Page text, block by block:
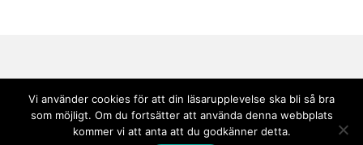
Copyright © 2020 Andebark | Tema avColorlibdrivs med WordPress
Vi använder cookies för att din läsarupplevelse ska bli så bra
som möjligt. Om du fortsätter att använda denna webbplats
kommer vi att anta att du godkänner detta.